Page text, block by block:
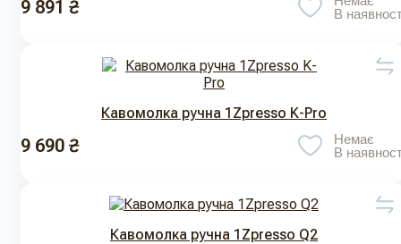
9 891 ₴
В
Кавомолка ручна 1Zpresso K-Pro
9 690 ₴
Немає
В
Кавомолка ручна 1Zpresso Q2